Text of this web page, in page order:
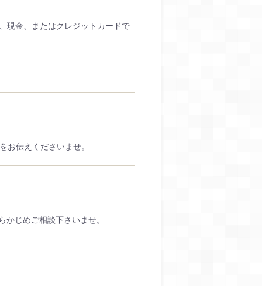
現金、またはクレジットカードで
お伝えくださいませ。
じめご相談下さいませ。